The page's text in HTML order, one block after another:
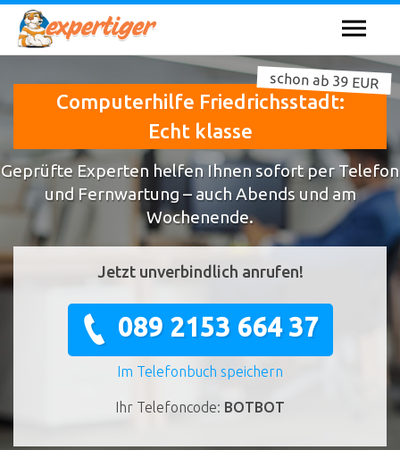
Computerhilfe Friedrichsstadt:
Echt klasse
schon ab 39 EUR
Geprüfte Experten helfen Ihnen sofort per Telefon
und Fernwartung – auch Abends und am
Wochenende.
Jetzt unverbindlich anrufen!
089 2153 664 37
Im Telefonbuch speichern
Ihr Telefoncode: BOTBOT